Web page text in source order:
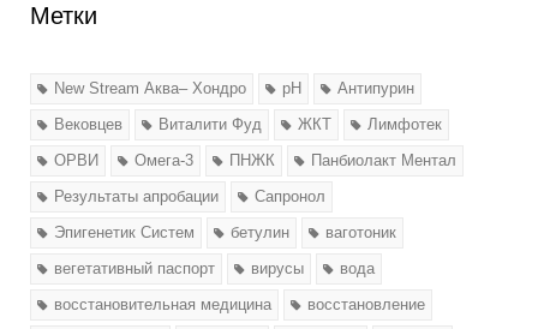
Метки
New Stream Аква– Хондро pH
Антипурин
Вековцев
Виталити Фуд ЖКТ
Лимфотек
ОРВИ
Омега-3 ПНЖК
Панбиолакт Ментал
Результаты апробации
Сапронол
Эпигенетик Систем
бетулин
ваготоник
вегетативный паспорт
вирусы
вода
восстановительная медицина
восстановление